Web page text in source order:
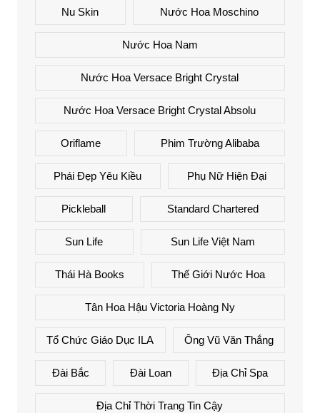
Nu Skin Nước Hoa Moschino
Nước Hoa Nam
Nước Hoa Versace Bright Crystal
Nước Hoa Versace Bright Crystal Absolu
Oriflame Phim Trường Alibaba
Phái Đẹp Yêu Kiều Phụ Nữ Hiện Đại
Pickleball Standard Chartered
Sun Life Sun Life Việt Nam
Thái Hà Books Thế Giới Nước Hoa
Tân Hoa Hậu Victoria Hoàng Ny
Tổ Chức Giáo Dục ILA Ông Vũ Văn Thắng
Đài Bắc Đài Loan Địa Chỉ Spa
Địa Chỉ Thời Trang Tin Cậy